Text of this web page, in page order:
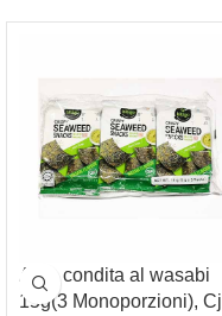
Alga condita al wasabi
15g(3 Monoporzioni), Cj